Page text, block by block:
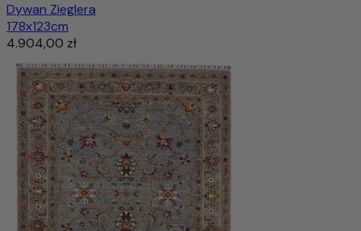
Dywan Zieglera
178x123cm
4.904,00 zł